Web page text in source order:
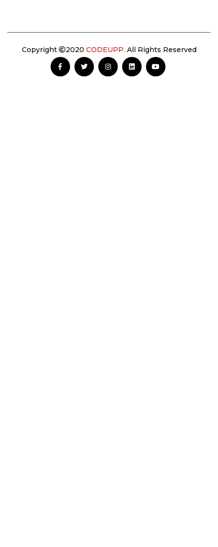
Copyright 2020 CODEUPP. All Rights Reserved